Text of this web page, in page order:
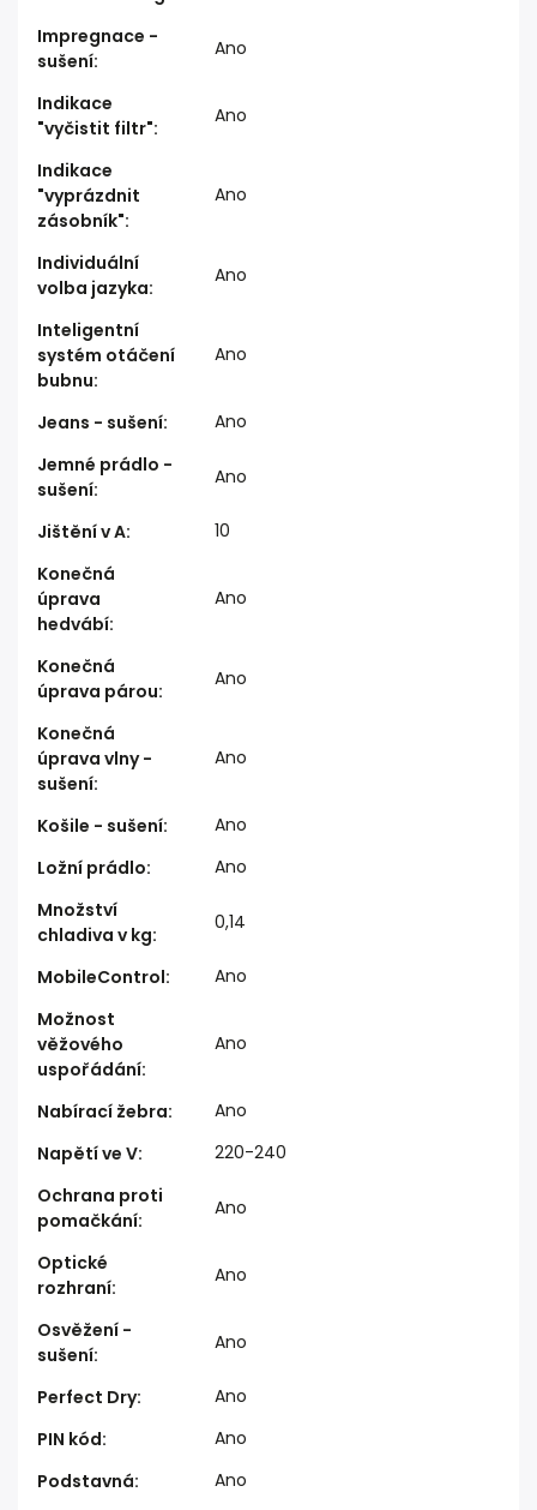
Impregnace -
sušení:
Ano
Indikace
"vyčistit filtr":
Ano
Indikace
"vyprázdnit
zásobník":
Ano
Individuální
volba jazyka:
Ano
Inteligentní
systém otáčení
bubnu:
Ano
Jeans - sušení:
Ano
Jemné prádlo -
sušení:
Ano
Jištění v A:
10
Konečná
úprava
hedvábí:
Ano
Konečná
úprava párou:
Ano
Konečná
úprava vlny -
sušení:
Ano
Košile - sušení:
Ano
Ložní prádlo:
Ano
Množství
chladiva v kg:
0,14
MobileControl:
Ano
Možnost
věžového
uspořádání:
Ano
Nabírací žebra:
Ano
Napětí ve V:
220-240
Ochrana proti
pomačkání:
Ano
Optické
rozhraní:
Ano
Osvěžení -
sušení:
Ano
Perfect Dry:
Ano
PIN kód:
Ano
Podstavná:
Ano